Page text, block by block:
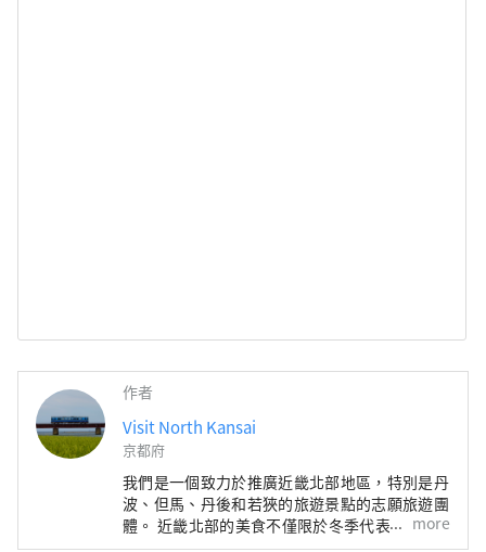
作者
Visit North Kansai
京都府
我們是一個致力於推廣近畿北部地區，特別是丹
波、但馬、丹後和若狹的旅遊景點的志願旅遊團
體。 近畿北部的美食不僅限於冬季代表性海鮮
——螃蟹，還包括牡蠣、鰤魚、河豚，以及夏季
more